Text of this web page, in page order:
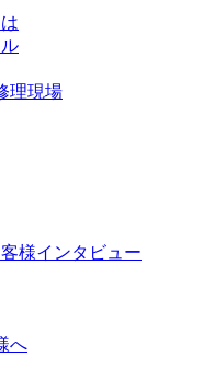
理現場
様インタビュー
へ